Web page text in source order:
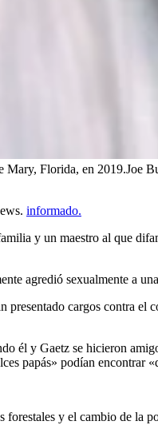
Mary, Florida, en 2019.Joe
informado.
y un maestro al que
agredió sexualmente a
cargos contra el
él y Gaetz se hicieron
papás» podían encontrar
y el cambio de la